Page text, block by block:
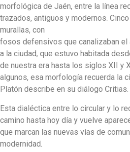
morfológica de Jaén, entre la línea
trazados, antiguos y modernos.
murallas, con
fosos defensivos que canalizaban el
a la ciudad, que estuvo habitada
de nuestra era hasta los siglos XII y
algunos, esa morfología recuerda la
Platón describe en su diálogo Critias.
Esta dialéctica entre lo circular y lo
camino hasta hoy día y vuelve
que marcan las nuevas vías de
modernidad.